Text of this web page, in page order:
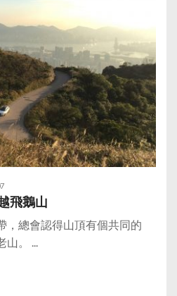
飛鵝山
，總會認得山頂有個共同的
。 ...